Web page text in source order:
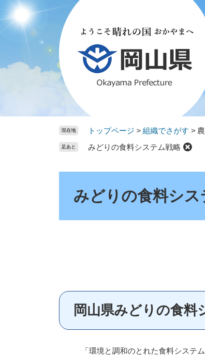
ー
ジ
ニ
ュ
現在地 トップページ > 組織でさがす >
足あと みどりの食料システム戦略
みどりの食料シス
岡山県みどりの食料
「環境と調和のとれた食料システ